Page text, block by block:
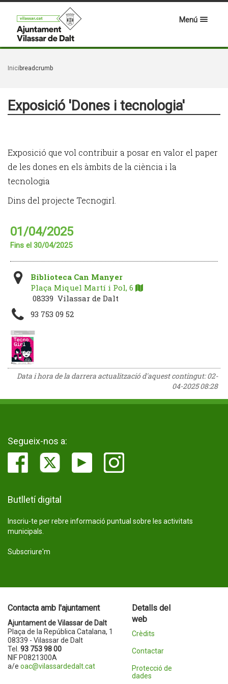
Menú
Inici breadcrumb
Exposició 'Dones i tecnologia'
Exposició que vol contribuir a posar en valor el paper
de les dones en els àmbits de la ciència i la
tecnologia
Dins del projecte Tecnogirl.
01/04/2025
Fins el 30/04/2025
Biblioteca Can Manyer
Plaça Miquel Martí i Pol, 6
08339 Vilassar de Dalt
93 753 09 52
Data i hora de la darrera actualització d'aquest contingut:02-
04-2025 08:28
Segueix-nos a:
Butlletí digital
Inscriu-te per rebre informació puntual sobre les activitats
municipals.
Subscriure'm
Contacta amb l'ajuntament
Ajuntament de Vilassar de Dalt
Plaça de la República Catalana, 1
08339 - Vilassar de Dalt
Tel. 93 753 98 00
NIF P0821300A
a/e oac@vilassardedalt.cat
Detalls del
web
Crèdits
Contactar
Protecció de
dades